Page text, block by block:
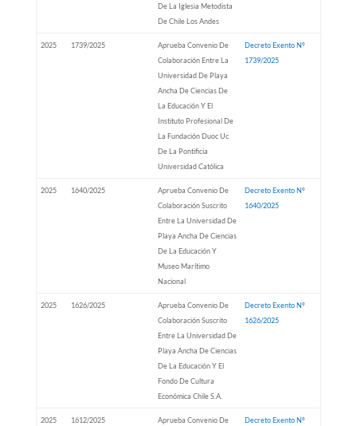
De La Iglesia Metodista
De Chile Los Andes
2025 1739/2025
Aprueba Convenio De
Colaboración Entre La
Universidad De Playa
Ancha De Ciencias De
La Educación Y El
Instituto Profesional De
La Fundación Duoc Uc
De La Pontificia
Universidad Católica
Decreto Exento Nº
1739/2025
2025 1640/2025
Aprueba Convenio De
Colaboración Suscrito
Entre La Universidad De
Playa Ancha De Ciencias
De La Educación Y
Museo Marítimo
Nacional
Decreto Exento Nº
1640/2025
2025 1626/2025
Aprueba Convenio De
Colaboración Suscrito
Entre La Universidad De
Playa Ancha De Ciencias
De La Educación Y El
Fondo De Cultura
Económica Chile S.A.
Decreto Exento Nº
1626/2025
2025 1612/2025
Aprueba Convenio De
Decreto Exento Nº